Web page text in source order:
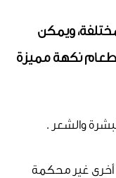
ويمكن
نكهة مميزة
والشعر .
أخرى غير محكمة